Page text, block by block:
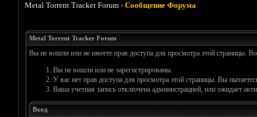
Metal Torrent Tracker Forum ›Сообщение Форума
Metal Torrent Tracker Forum
Вы не вошли или не имеете прав доступа для просмотра этой страницы.
Вы не вошли или не зарегистрированы.
У вас нет прав доступа для просмотра этой страницы. Вы
Ваша учетная запись отключена администрацией, или ожидает
Вход